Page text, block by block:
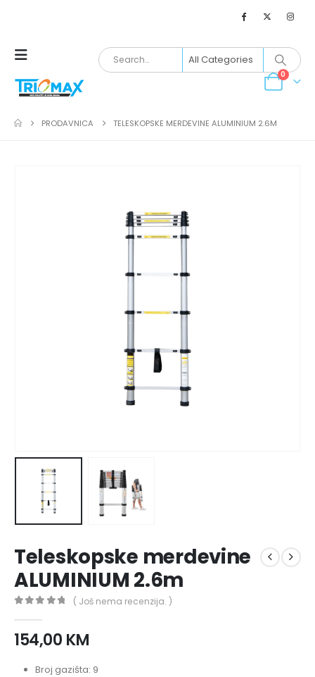
0
PRODAVNICA TELESKOPSKE MERDEVINE ALUMINIUM 2.6M
Teleskopske merdevine
ALUMINIUM 2.6m
( Još nema recenzija. )
154,00 KM
Broj gazišta: 9